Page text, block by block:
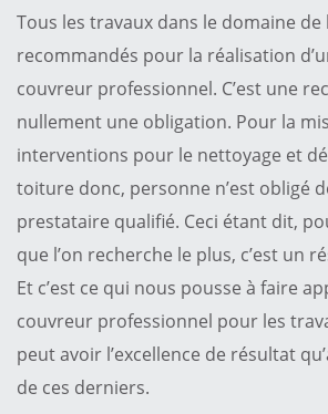
Tous les travaux dans le domaine
recommandés pour la réalisation
couvreur professionnel. C’est une
nullement une obligation. Pour la
interventions pour le nettoyage et
toiture donc, personne n’est obligé
prestataire qualifié. Ceci étant dit,
que l’on recherche le plus, c’est un
Et c’est ce qui nous pousse à faire
couvreur professionnel pour les
peut avoir l’excellence de résultat
de ces derniers.